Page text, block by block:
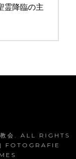
霊降臨の主
会
. ALL RIGHTS
| FOTOGRAFIE